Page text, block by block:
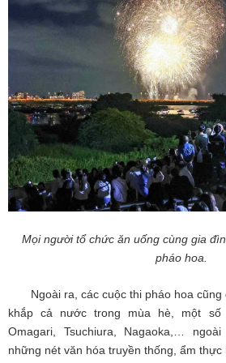
Mọi người tổ chức ăn uống cùng gia
pháo hoa.
Ngoài ra, các cuộc thi pháo hoa cũng
khắp cả nước trong mùa hè, một
Omagari, Tsuchiura, Nagaoka,…
những nét văn hóa truyền thống, ẩm thực